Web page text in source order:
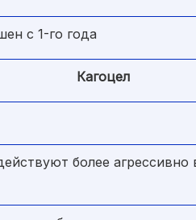
с 1-го года
Кагоцел
более агрессивно